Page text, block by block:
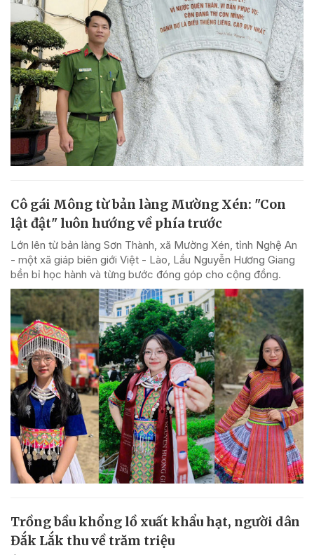
Cô gái Mông từ bản làng Mường Xén: "Con
lật đật" luôn hướng về phía trước
Lớn lên từ bản làng Sơn Thành, xã Mường Xén, tỉnh Nghệ An
- một xã giáp biên giới Việt - Lào, Lầu Nguyễn Hương Giang
bền bỉ học hành và từng bước đóng góp cho cộng đồng.
Trồng bầu khổng lồ xuất khẩu hạt, người dân
Đắk Lắk thu về trăm triệu